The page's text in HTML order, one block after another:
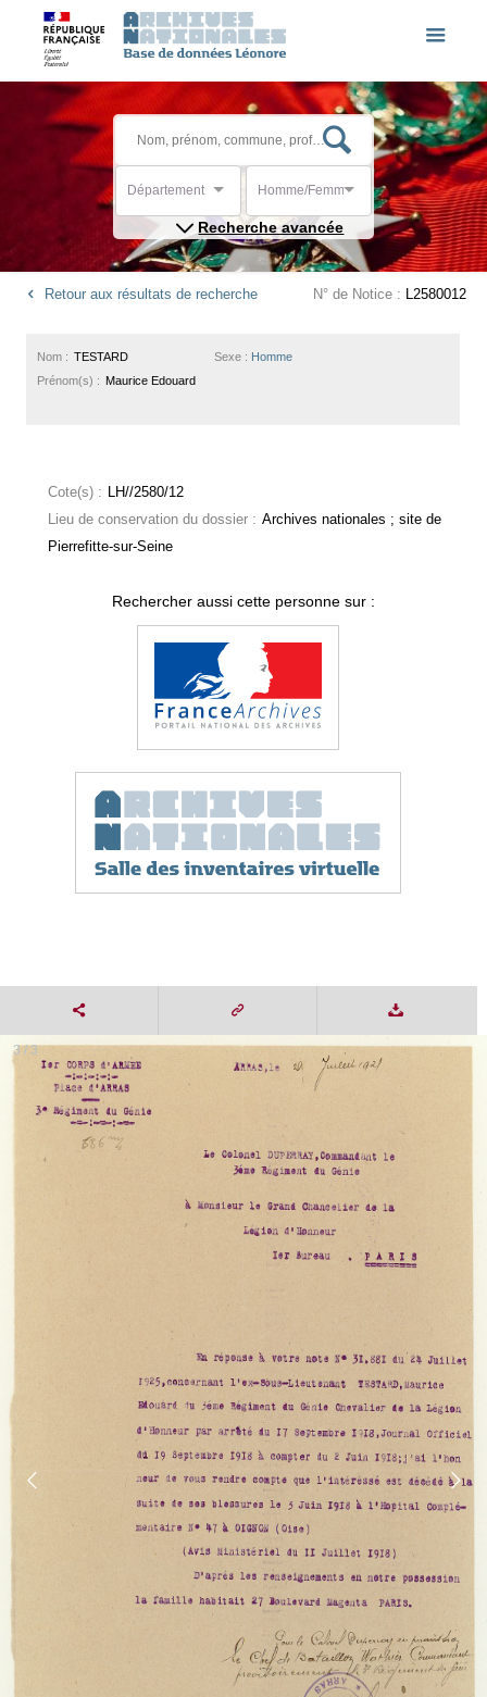
Département Homme/Femme
Recherche avancée
Retour aux résultats de recherche N° de Notice : L2580012
Sexe : Homme
Nom : TESTARD
Prénom(s) : Maurice Edouard
Cote(s) : LH//2580/12
Lieu de conservation du dossier : Archives nationales ; site de
Pierrefitte-sur-Seine
Rechercher aussi cette personne sur :
3 / 3